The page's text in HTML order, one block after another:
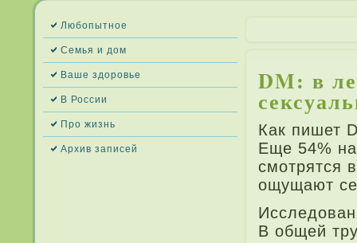
Любопытное
Семья и дом
Ваше здоровье
В России
Про жизнь
Архив запи­сей
DM: в
Как пи­шет
Еще 54%
смотрятся
ощущают
В общей